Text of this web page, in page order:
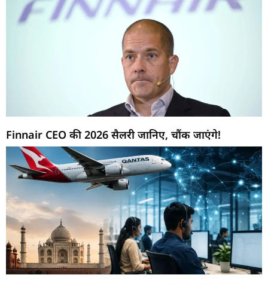
Finnair CEO की 2026 सैलरी जानिए, चौंक जाएंगे!